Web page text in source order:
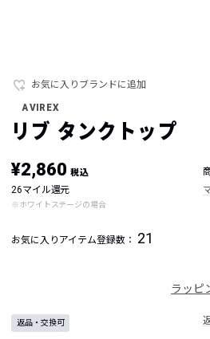
する法律
お気に入りブランドに追加
AVIREX
リブ タンクトップ
¥2,860税込
26マイル還元
※ホワイトステージの場合
お気に入りアイテム登録数： 21
ラッピ
返品・交換可